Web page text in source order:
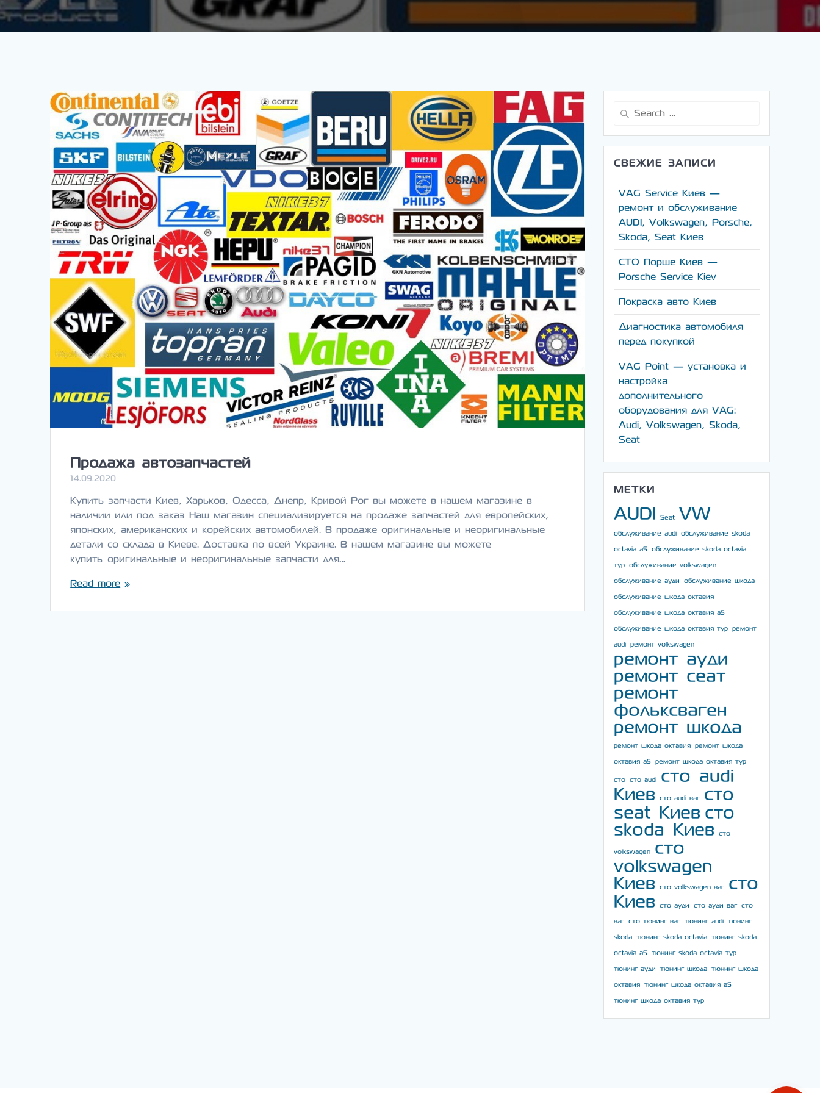
Продажа автозапчастей
14.09.2020
Купить запчасти Киев, Харьков, Одесса, Днепр, Кривой Рог вы можете в нашем магазине в
наличии или под заказ Наш магазин специализируется на продаже запчастей для европейских,
японских, американских и корейских автомобилей. В продаже оригинальные и неоригинальные
детали со склада в Киеве. Доставка по всей Украине. В нашем магазине вы можете
купить оригинальные и неоригинальные запчасти для…
Read more
Search
СВЕЖИЕ ЗАПИСИ
VAG Service Киев —
ремонт и обслуживание
AUDI, Volkswagen, Porsche,
Skoda, Seat Киев
СТО Порше Киев —
Porsche Service Kiev
Покраска авто Киев
Диагностика автомобиля
перед покупкой
VAG Point — установка и
настройка
дополнительного
оборудования для VAG:
Audi, Volkswagen, Skoda,
Seat
МЕТКИ
AUDI Seat VW
обслуживание audi обслуживание skoda
octavia a5 обслуживание skoda octavia
тур обслуживание volkswagen
обслуживание ауди обслуживание шкода
обслуживание шкода октавия
обслуживание шкода октавия а5
обслуживание шкода октавия тур ремонт
audi ремонт volkswagen
ремонт ауди
ремонт сеат
ремонт
фольксваген
ремонт шкода
ремонт шкода октавия ремонт шкода
октавия а5 ремонт шкода октавия тур
сто сто audi
сто audi
Киев
сто audi ваг
сто
seat Киев сто
skoda Киев
сто
volkswagen
сто
volkswagen
Киев
сто volkswagen ваг
сто
Киев
сто ауди сто ауди ваг сто
ваг сто тюнинг ваг тюнинг audi тюнинг
skoda тюнинг skoda octavia тюнинг skoda
octavia a5 тюнинг skoda octavia тур
тюнинг ауди тюнинг шкода тюнинг шкода
октавия тюнинг шкода октавия а5
тюнинг шкода октавия тур